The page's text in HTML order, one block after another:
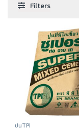
Filters
ปูนTPI